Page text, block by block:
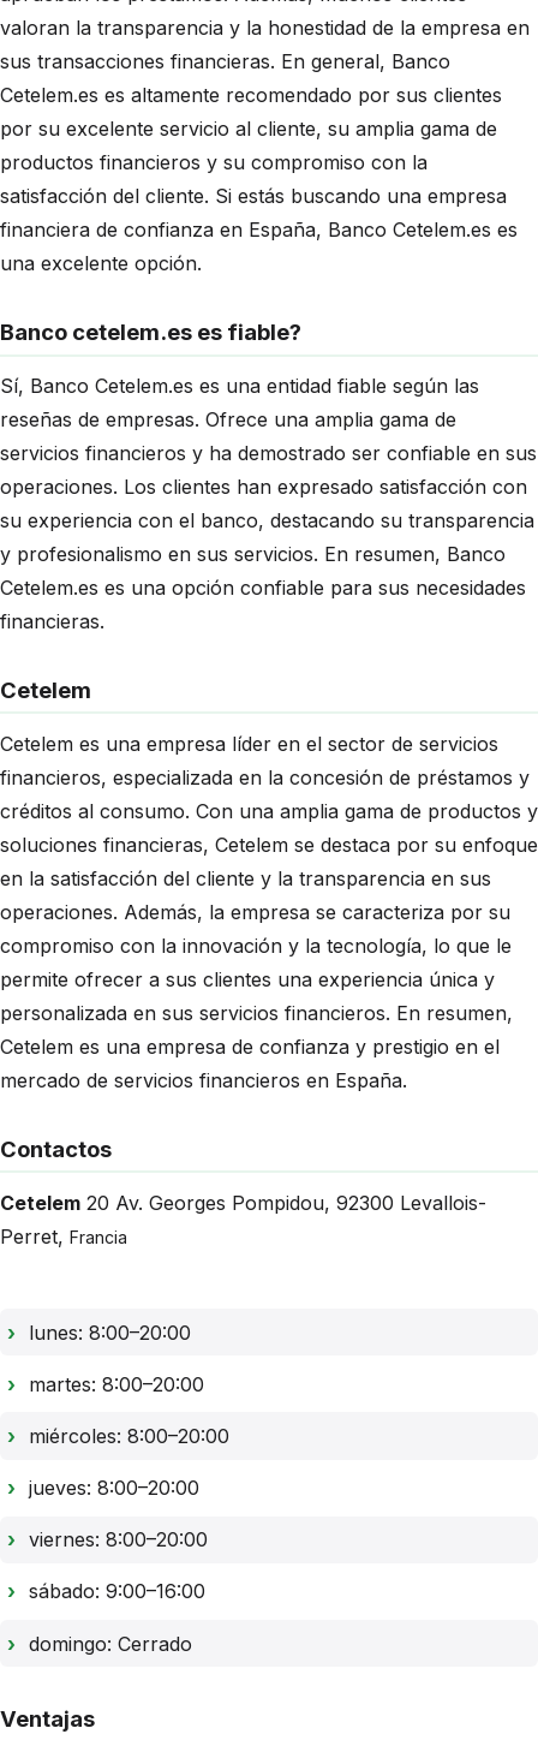
valoran la transparencia y la honestidad de la empresa en
sus transacciones financieras. En general, Banco
Cetelem.es es altamente recomendado por sus clientes
por su excelente servicio al cliente, su amplia gama de
productos financieros y su compromiso con la
satisfacción del cliente. Si estás buscando una empresa
financiera de confianza en España, Banco Cetelem.es es
una excelente opción.
Banco cetelem.es es fiable?
Sí, Banco Cetelem.es es una entidad fiable según las
reseñas de empresas. Ofrece una amplia gama de
servicios financieros y ha demostrado ser confiable en sus
operaciones. Los clientes han expresado satisfacción con
su experiencia con el banco, destacando su transparencia
y profesionalismo en sus servicios. En resumen, Banco
Cetelem.es es una opción confiable para sus necesidades
financieras.
Cetelem
Cetelem es una empresa líder en el sector de servicios
financieros, especializada en la concesión de préstamos y
créditos al consumo. Con una amplia gama de productos y
soluciones financieras, Cetelem se destaca por su enfoque
en la satisfacción del cliente y la transparencia en sus
operaciones. Además, la empresa se caracteriza por su
compromiso con la innovación y la tecnología, lo que le
permite ofrecer a sus clientes una experiencia única y
personalizada en sus servicios financieros. En resumen,
Cetelem es una empresa de confianza y prestigio en el
mercado de servicios financieros en España.
Contactos
Cetelem 20 Av. Georges Pompidou, 92300 Levallois-
Perret, Francia
lunes: 8:00–20:00
martes: 8:00–20:00
miércoles: 8:00–20:00
jueves: 8:00–20:00
viernes: 8:00–20:00
sábado: 9:00–16:00
domingo: Cerrado
Ventajas